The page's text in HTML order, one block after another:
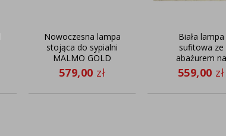
Nowoczesna lampa
stojąca do sypialni
MALMO GOLD
579,00 zł
Biała lampa
sufitowa ze
abażurem na
wysięgniku
GOLD
559,00 zł